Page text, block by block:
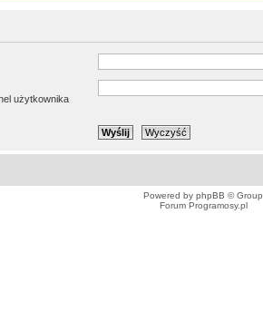
użytkownika
Powered by phpBB © Group
Forum Programosy.pl